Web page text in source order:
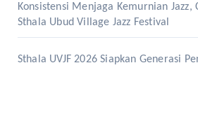
Konsistensi Menjaga Kemurnian Jazz,
Sthala Ubud Village Jazz Festival
Sthala UVJF 2026 Siapkan Generasi